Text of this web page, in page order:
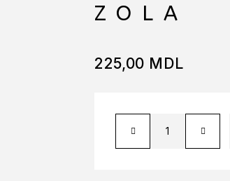
ZOLA
225,00 MDL